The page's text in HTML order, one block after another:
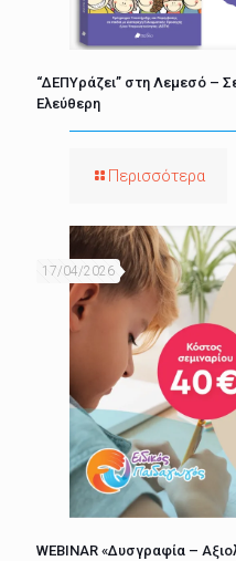
“ΔΕΠΥράζει” στη Λεμεσό –
Ελεύθερη
Περισσότερα
17/04/2026
WEBINAR «Δυσγραφία –